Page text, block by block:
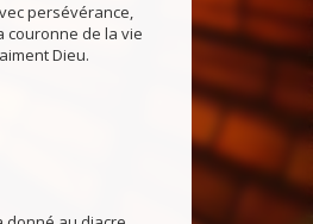
persévérance,
couronne de la vie
Dieu.